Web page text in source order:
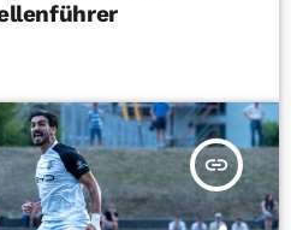
insert_link